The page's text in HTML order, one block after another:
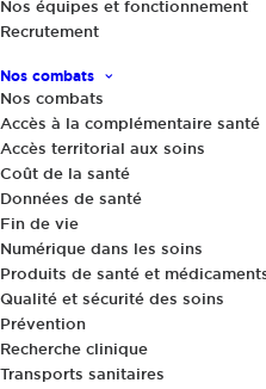
Nos équipes et fonctionnement
Recrutement
Nos combats
Nos combats
Accès à la complémentaire santé
Accès territorial aux soins
Coût de la santé
Données de santé
Fin de vie
Numérique dans les soins
Produits de santé et
Qualité et sécurité des soins
Prévention
Recherche clinique
Transports sanitaires
dans la famille
Actualités,Le Mag Santé